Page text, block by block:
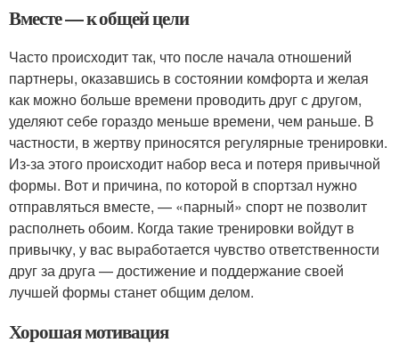
Вместе — к общей цели
Часто происходит так, что после начала отношений
партнеры, оказавшись в состоянии комфорта и желая
как можно больше времени проводить друг с другом,
уделяют себе гораздо меньше времени, чем раньше. В
частности, в жертву приносятся регулярные тренировки.
Из-за этого происходит набор веса и потеря привычной
формы. Вот и причина, по которой в спортзал нужно
отправляться вместе, — «парный» спорт не позволит
располнеть обоим. Когда такие тренировки войдут в
привычку, у вас выработается чувство ответственности
друг за друга — достижение и поддержание своей
лучшей формы станет общим делом.
Хорошая мотивация